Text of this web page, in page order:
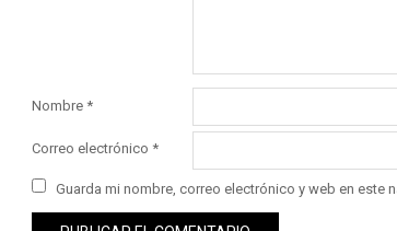
Nombre *
Correo electrónico *
Guarda mi nombre, correo electrónico y web en este